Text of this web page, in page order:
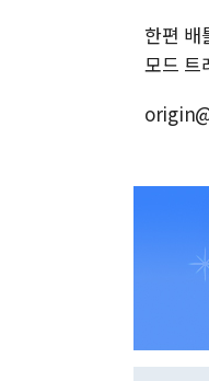
한편 배
모드 트